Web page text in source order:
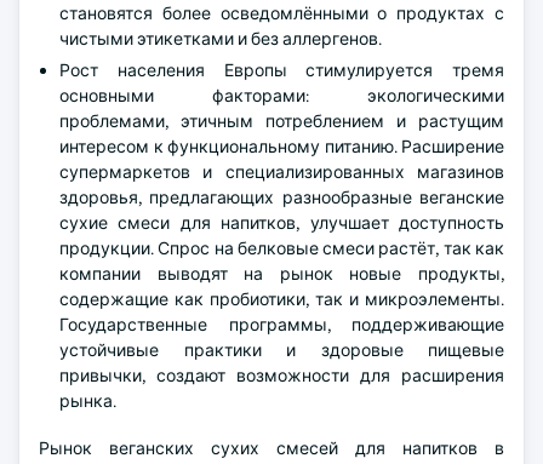
становятся более осведомлёнными о продуктах с
чистыми этикетками и без аллергенов.
Рост населения Европы стимулируется тремя
основными факторами: экологическими
проблемами, этичным потреблением и растущим
интересом к функциональному питанию. Расширение
супермаркетов и специализированных магазинов
здоровья, предлагающих разнообразные веганские
сухие смеси для напитков, улучшает доступность
продукции. Спрос на белковые смеси растёт, так как
компании выводят на рынок новые продукты,
содержащие как пробиотики, так и микроэлементы.
Государственные программы, поддерживающие
устойчивые практики и здоровые пищевые
привычки, создают возможности для расширения
рынка.
Рынок веганских сухих смесей для напитков в